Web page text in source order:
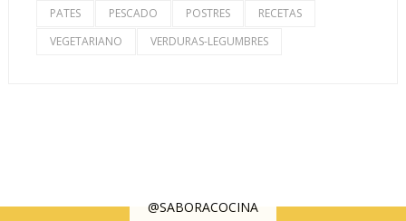
PATES
PESCADO POSTRES
RECETAS
VEGETARIANO
VERDURAS-LEGUMBRES
@SABORACOCINA